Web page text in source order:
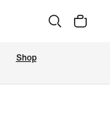
Shop